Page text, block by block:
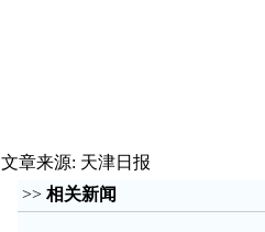
文章来源: 天津日报
>> 相关新闻